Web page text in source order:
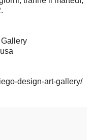
design-art-gallery/